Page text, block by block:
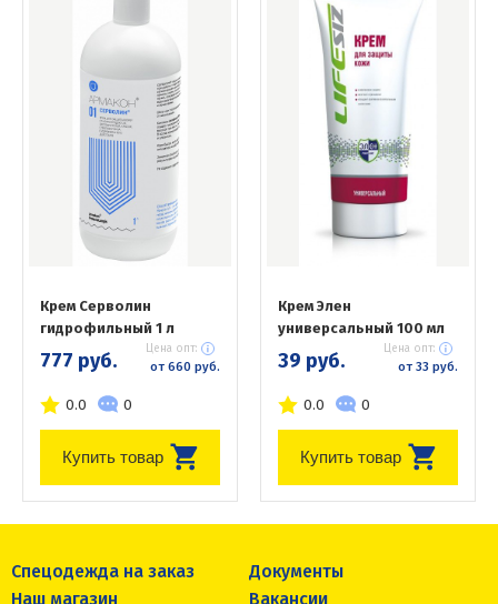
Крем Серволин
гидрофильный 1 л
777 руб. Цена опт:
от 660 руб.
0.0 0
Купить товар
Крем Элен
универсальный 100 мл
39 руб. Цена опт:
от 33 руб.
0.0 0
Купить товар
Спецодежда на заказ
Документы
Наш магазин
Вакансии